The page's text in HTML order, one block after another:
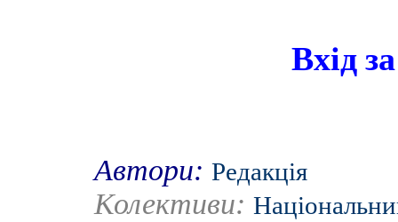
Вхід
Автори: Редакція
Колективи: